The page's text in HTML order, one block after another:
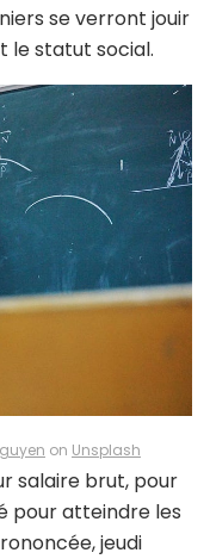
se verront jouir
le statut social.
on Unsplash
salaire brut, pour
pour atteindre les
jeudi